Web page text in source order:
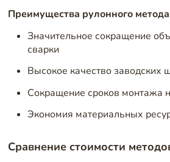
Преимущества рулонного
Значительное сокращение
сварки
Высокое качество заводских
Сокращение сроков монтажа
Экономия материальных
Сравнение стоимости